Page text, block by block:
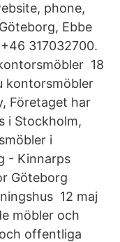
phone,
Ebbe
317032700.
18
kontorsmöbler
Företaget har
i Stockholm,
i
- Kinnarps
Göteborg
12 maj
möbler och
offentliga